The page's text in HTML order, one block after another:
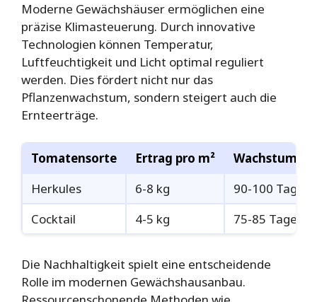
Moderne Gewächshäuser ermöglichen eine
präzise Klimasteuerung. Durch innovative
Technologien können Temperatur,
Luftfeuchtigkeit und Licht optimal reguliert
werden. Dies fördert nicht nur das
Pflanzenwachstum, sondern steigert auch die
Ernteerträge.
Tomatensorte Ertrag pro m²
Herkules
6-8 kg
90-100 Tage
Cocktail
4-5 kg 75-85 Tage
Die Nachhaltigkeit spielt eine entscheidende
Rolle im modernen Gewächshausanbau.